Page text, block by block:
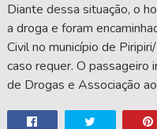
Diante dessa situação, o
a droga e foram
Civil no município de
caso requer. O passageiro
de Drogas e Associação